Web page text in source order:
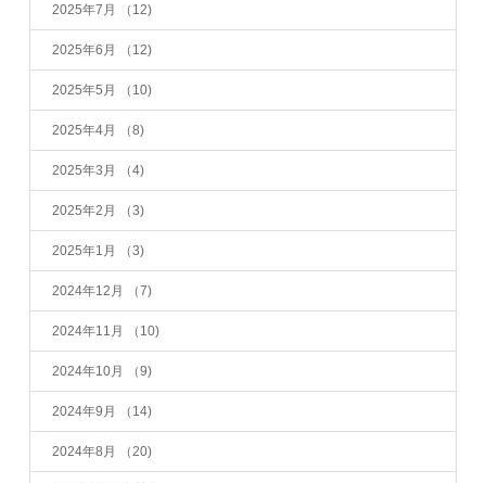
2025年7月 （12)
2025年6月 （12)
2025年5月 （10)
2025年4月 （8)
2025年3月 （4)
2025年2月 （3)
2025年1月 （3)
2024年12月 （7)
2024年11月 （10)
2024年10月 （9)
2024年9月 （14)
2024年8月 （20)